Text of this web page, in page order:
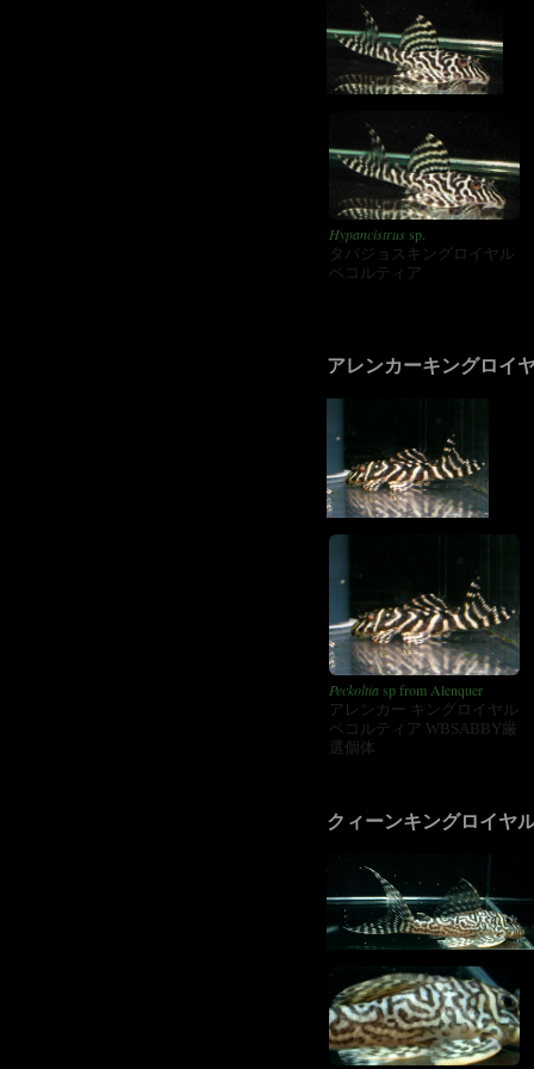
Hypancistrussp.
タパジョスキングロイヤル
ペコルティア
アレンカーキングロイ
Peckoltiasp from Alenquer
アレンカー キングロイヤル
ペコルティア WBSABBY厳
選個体
クィーンキングロイヤ